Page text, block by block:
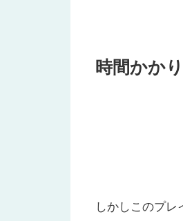
時間かか
しかしこのプ